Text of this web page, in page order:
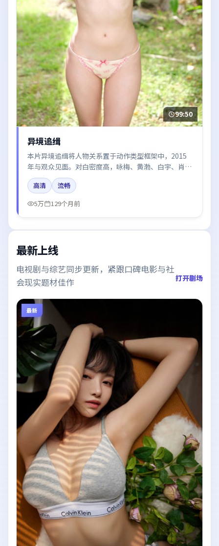
99:50
异境追缉
本片异境追缉将人物关系置于动作类型框架中，2015
年与观众见面。对白密度高，咏梅、黄渤、白宇、肖战
的台词节奏值得关注；整体气质偏韩国都市与冷色调摄
影。
高清
流畅
5万
129个月前
最新上线
电视剧与综艺同步更新，紧跟口碑电影与社
会现实题材佳作
打开剧场
最新